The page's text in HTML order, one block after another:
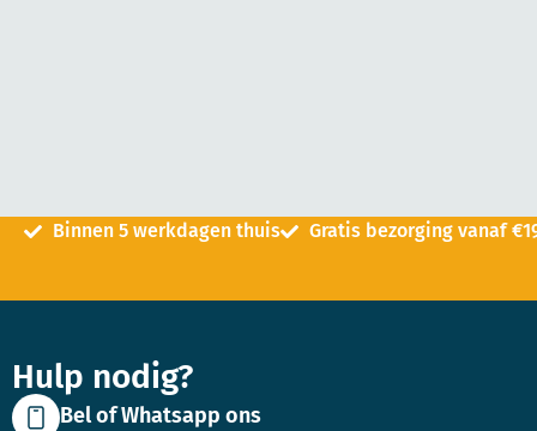
Binnen 5 werkdagen thuis Gratis bezorging vanaf
Hulp nodig?
Bel of Whatsapp ons